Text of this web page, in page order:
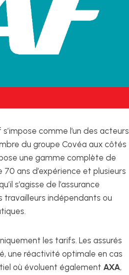
comme l’un des acteurs
du groupe Covéa aux côtés
une gamme complète de
ans d’expérience et plusieurs
s’agisse de l’assurance
travailleurs indépendants ou
les tarifs. Les assurés
une réactivité optimale en cas
où évoluent également AXA,